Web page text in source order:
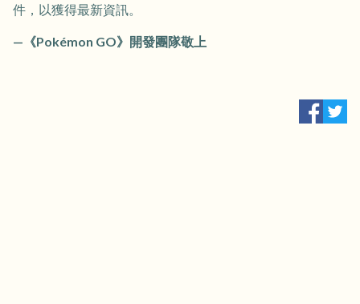
件，以獲得最新資訊。
—《Pokémon GO》開發團隊敬上